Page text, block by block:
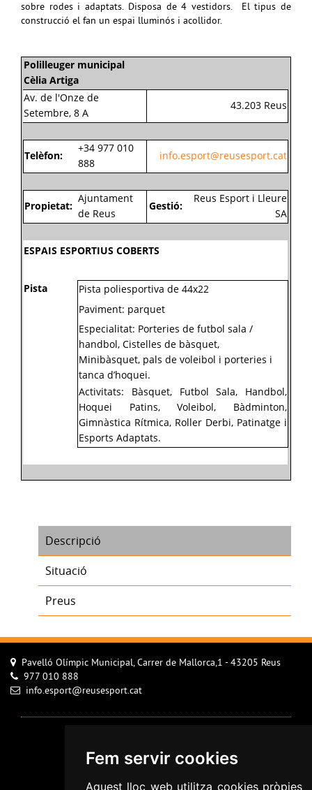
Fem servir cookies
Aquest lloc web utilitza cookies pròpies
sobre rodes i adaptats. Disposa de 4 vestidors. El tipus de
construcció el fan un espai lluminós i acollidor.
Polilleuger municipal
Cèlia Artiga
Av. de l'Onze de
Setembre, 8 A
43.203 Reus
Telèfon:
+34 977 010
888
info.esport@reusesport.cat
Propietat:
Ajuntament
de Reus
Gestió:
Reus Esport i Lleure
SA
ESPAIS ESPORTIUS COBERTS
Pista
Pista poliesportiva de 44x22
Paviment: parquet
Especialitat: Porteries de futbol sala /
handbol, Cistelles de bàsquet,
Minibàsquet, pals de voleibol i porteries i
tanca d’hoquei.
Activitats: Bàsquet, Futbol Sala, Handbol,
Hoquei Patins, Voleibol, Bàdminton,
Gimnàstica Rítmica, Roller Derbi, Patinatge i
Esports Adaptats.
Descripció
Situació
Preus
Pavelló Olímpic Municipal, Carrer de Mallorca,1 - 43205 Reus
977 010 888
info.esport@reusesport.cat
Configurar cookies
Política de Cookies